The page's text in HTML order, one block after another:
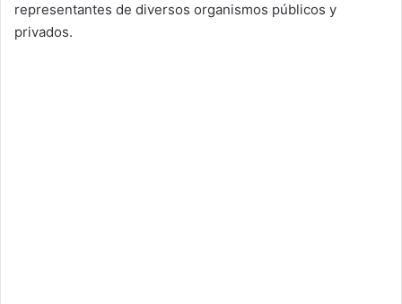
representantes de diversos organismos públicos y
privados.